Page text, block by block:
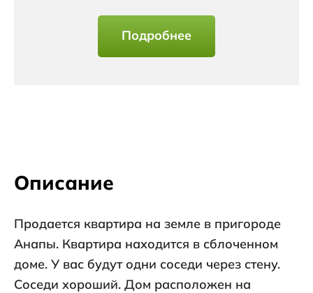
Подробнее
Описание
Продается квартира на земле в пригороде
Анапы. Квартира находится в сблоченном
доме. У вас будут одни соседи через стену.
Соседи хороший. Дом расположен на